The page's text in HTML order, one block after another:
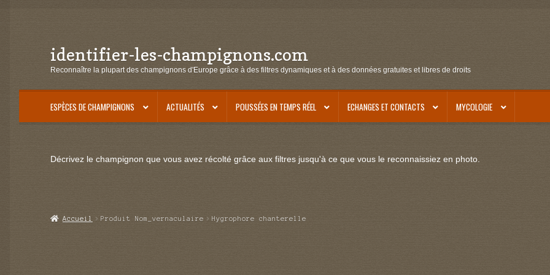
Aller
à
navigation
Aller
au
identifier-les-champignons.com
Reconnaître la plupart des champignons d'Europe grâce à des filtres dynamiques et à des données gratuites et libres de droits
ESPÈCES DE CHAMPIGNONS ACTUALITÉS POUSSÉES EN TEMPS RÉEL ECHANGES ET CONTACTS MYCOLOGIE
Décrivez le champignon que vous avez récolté grâce aux filtres jusqu'à ce que vous le reconnaissiez en photo.
Accueil Produit Nom_vernaculaire Hygrophore chanterelle